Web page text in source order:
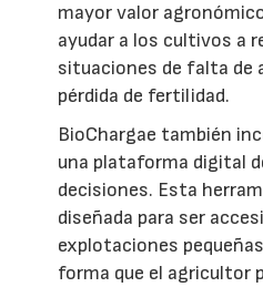
mayor valor
ayudar a los cultivos a
situaciones de falta de
pérdida de fertilidad.
BioChargae también
una plataforma digital
decisiones. Esta
diseñada para ser
explotaciones
forma que el agricultor